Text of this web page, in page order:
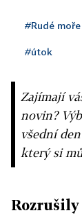
#Rudé moře
#útok
Zajímají
novin?
všední
který si
Rozrušily